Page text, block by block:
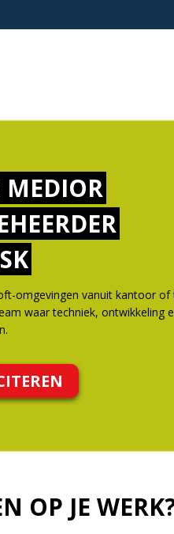
MEDIOR
omgevingen vanuit kantoor of
waar techniek, ontwikkeling
OP JE